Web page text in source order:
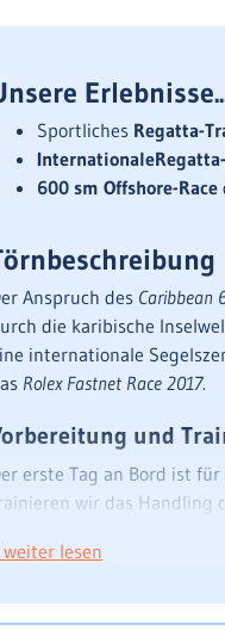
Sportliches Regatta-
Internationale
600 sm Offshore-Race
Anspruch des Caribbean
die karibische
internationale
Rolex Fastnet Race 2017.
und
erste Tag an Bord ist
wir das Handling
liegen in den
weiter lesen